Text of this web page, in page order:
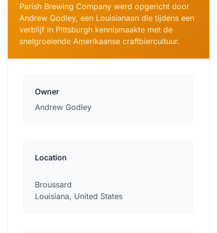
Parish Brewing Company werd opgericht door
Andrew Godley, een Louisianaan die tijdens een
verblijf in Pittsburgh kennismaakte met de
snelgroeiende Amerikaanse craftbiercultuur.
Owner
Andrew Godley
Location
Broussard
Louisiana, United States